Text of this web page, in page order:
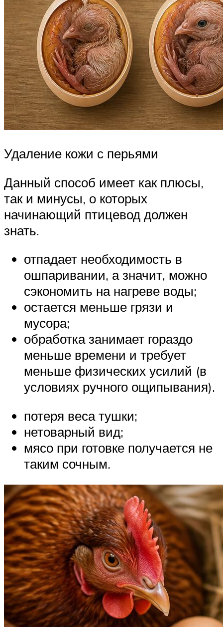
Удаление кожи с перьями
Данный способ имеет как плюсы,
так и минусы, о которых
начинающий птицевод должен
знать.
отпадает необходимость в
ошпаривании, а значит, можно
сэкономить на нагреве воды;
остается меньше грязи и
мусора;
обработка занимает гораздо
меньше времени и требует
меньше физических усилий (в
условиях ручного ощипывания).
потеря веса тушки;
нетоварный вид;
мясо при готовке получается не
таким сочным.